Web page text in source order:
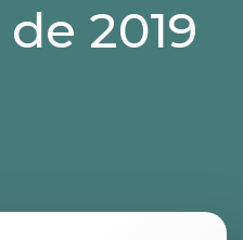
2019